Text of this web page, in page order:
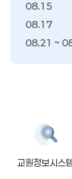
08.15
08.17
08.21 ~
교원정보시스